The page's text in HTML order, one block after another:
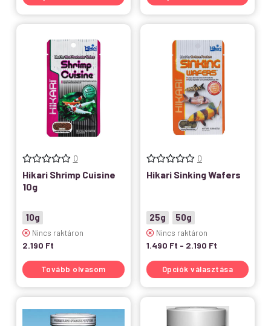
0
Hikari Shrimp Cuisine
10g
10g
Nincs raktáron
2.190 Ft
Tovább olvasom
0
Hikari Sinking Wafers
25g 50g
Nincs raktáron
1.490 Ft - 2.190 Ft
Opciók választása